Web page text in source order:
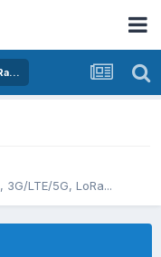
LTE/5G, LoRa...